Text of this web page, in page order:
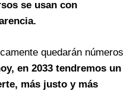
se usan con
quedarán números
en 2033 tendremos un
más justo y más